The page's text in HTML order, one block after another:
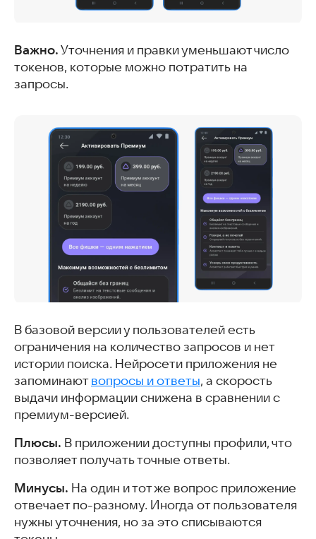
Важно. Уточнения и правки уменьшают число
токенов, которые можно потратить на
запросы.
В базовой версии у пользователей есть
ограничения на количество запросов и нет
истории поиска. Нейросети приложения не
запоминают вопросы и ответы, а скорость
выдачи информации снижена в сравнении с
премиум-версией.
Плюсы. В приложении доступны профили, что
позволяет получать точные ответы.
Минусы. На один и тот же вопрос приложение
отвечает по-разному. Иногда от пользователя
нужны уточнения, но за это списываются